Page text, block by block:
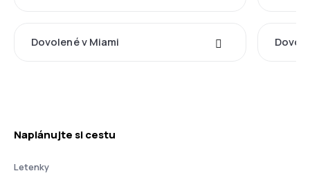
Dovolené v Miami
Naplánujte si cestu
Letenky